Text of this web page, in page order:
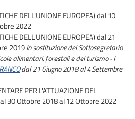
DELL'UNIONE EUROPEA)dal 10
2022
DELL'UNIONE EUROPEA)dal 21
2019In sostituzione del Sottosegretario
alimentari, forestali e del turismo - I
dal 21 Giugno 2018 al 4 Settembre
PER L'ATTUAZIONE DEL
30 Ottobre 2018 al 12 Ottobre 2022